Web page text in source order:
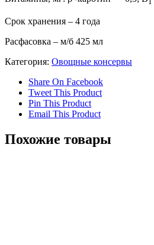
Срок хранения – 4 года
Расфасовка – м/б 425 мл
Категория: Овощные консервы
Share On Facebook
Tweet This Product
Pin This Product
Email This Product
Похожие товары